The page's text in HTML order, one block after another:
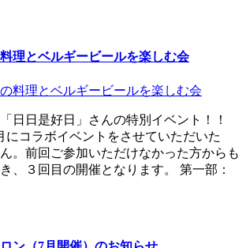
理とベルギービールを楽しむ会
日日是好日」さんの特別イベント！！
にコラボイベントをさせていただいた
。前回ご参加いただけなかった方からも
、３回目の開催となります。 第一部：